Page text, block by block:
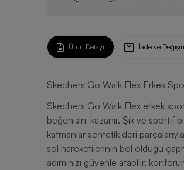
Ürün Detayı İade ve
Skechers Go Walk Flex Erkek
Skechers Go Walk Flex erkek
beğenisini kazanır. Şık ve sportif
katmanlar sentetik deri parçalarıyla
sol hareketilerinin bol olduğu
adımınızı güvenle atabilir,